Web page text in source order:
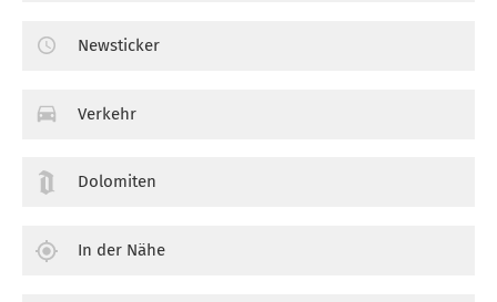
Newsticker
Verkehr
Dolomiten
In der Nähe